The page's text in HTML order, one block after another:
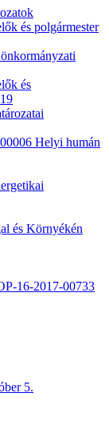
és polgármester
és
Helyi humán
és Környékén
16-2017-00733
5.